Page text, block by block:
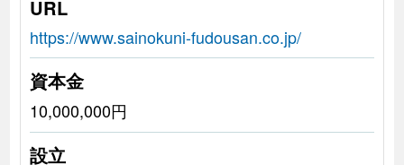
URL
https://www.sainokuni-fudousan.co.jp/
資本金
10,000,000円
設立